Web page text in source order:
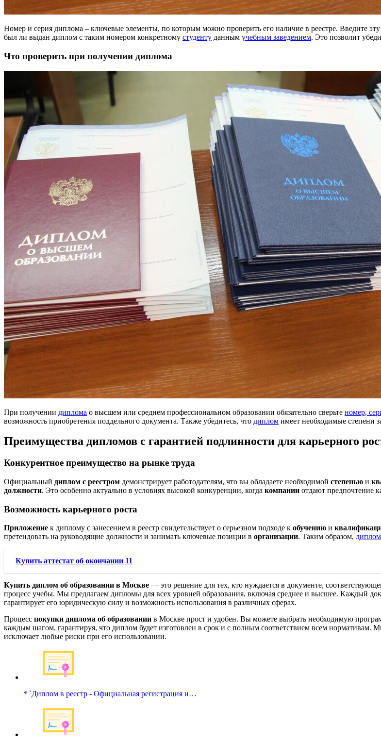
Номер и серия диплома – ключевые элементы, по которым можно проверить его наличие в реестре. Введите
был ли выдан диплом с таким номером конкретному студенту данным учебным заведением. Это позволит
Что проверить при получении диплома
При получении диплома о высшем или среднем профессиональном образовании обязательно сверьте номер,
возможность приобретения поддельного документа. Также убедитесь, что диплом имеет необходимые степени
Преимущества дипломов с гарантией подлинности для карьерного
Конкурентное преимущество на рынке труда
Официальный диплом с реестром демонстрирует работодателям, что вы обладаете необходимой степенью и
должности. Это особенно актуально в условиях высокой конкуренции, когда компании отдают предпочтение
Возможность карьерного роста
Приложение к диплому с занесением в реестр свидетельствует о серьезном подходе к обучению и
претендовать на руководящие должности и занимать ключевые позиции в организации. Таким образом, диплом
Купить аттестат об окончании 11
Купить диплом об образовании в Москве — это решение для тех, кто нуждается в документе,
процесс учебы. Мы предлагаем дипломы для всех уровней образования, включая среднее и высшее. Каждый
гарантирует его юридическую силу и возможность использования в различных сферах.
Процесс покупки диплома об образовании в Москве прост и удобен. Вы можете выбрать необходимую
каждым шагом, гарантируя, что диплом будет изготовлен в срок и с полным соответствием всем нормативам.
исключает любые риски при его использовании.
* `Диплом в реестр - Официальная регистрация и…